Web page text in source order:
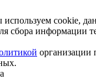
cookie,
сбора информации
организации